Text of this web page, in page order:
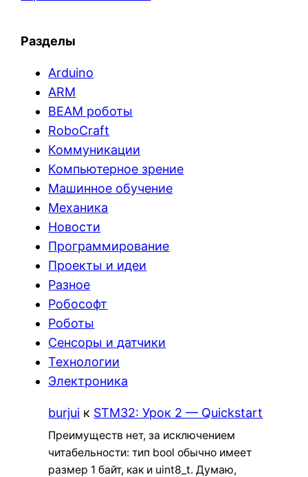
Разделы
Arduino
ARM
BEAM роботы
RoboCraft
Коммуникации
Компьютерное зрение
Машинное обучение
Механика
Новости
Программирование
Проекты и идеи
Разное
Робософт
Роботы
Сенсоры и датчики
Технологии
Электроника
burjui к STM32: Урок 2 — Quickstart
Преимуществ нет, за исключением
читабельности: тип bool обычно имеет
размер 1 байт, как и uint8_t. Думаю,